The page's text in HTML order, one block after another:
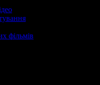
фільмів